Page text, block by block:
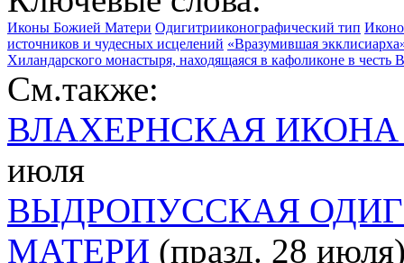
Иконы Божией Матери Одигитрииконографический тип
источников и чудесных исцелений «Вразумившая
Хиландарского монастыря, находящаяся в кафоликоне в
См.также:
ВЛАХЕРНСКАЯ
июля
ВЫДРОПУССКАЯ
МАТЕРИ (празд. 28